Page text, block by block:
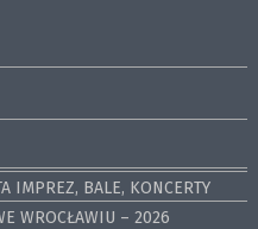
IMPREZ, BALE, KONCERTY
WROCŁAWIU – 2026